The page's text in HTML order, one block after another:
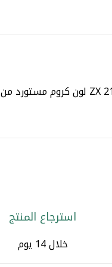
خلاط حوض عالى يد صباع ZX 212048 Chrome لون كروم مستورد من
استرجاع المنتج
خلال 14 يوم